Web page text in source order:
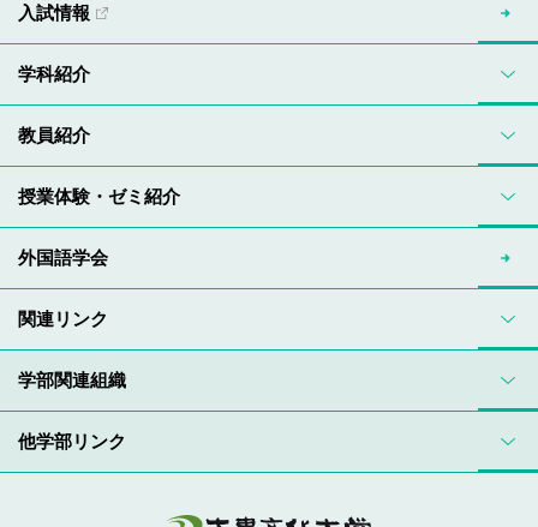
学部関連組織
他学部リンク
入試情報
学科紹介
教員紹介
授業体験・ゼミ紹介
外国語学会
関連リンク